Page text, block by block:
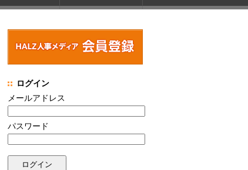
ログイン
メールアドレス
パスワード